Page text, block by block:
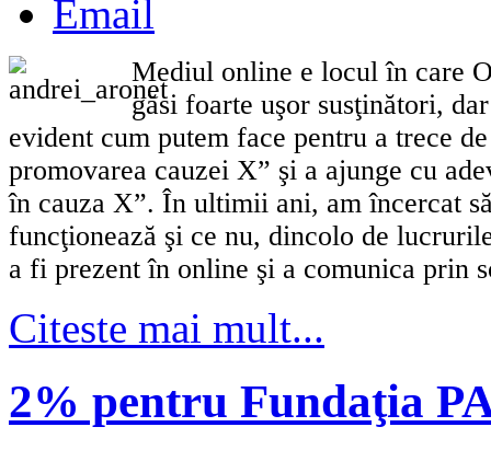
Email
Mediul online e locul în care
găsi foarte uşor susţinători,
evident cum putem face pentru a trece
promovarea cauzei X” şi a ajunge cu
în cauza X”. În ultimii ani, am încercat
funcţionează şi ce nu, dincolo de
a fi prezent în online şi a comunica prin
Citeste mai mult...
2% pentru Fundaţia